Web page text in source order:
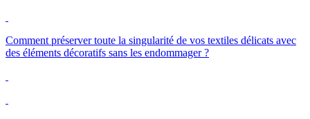
Comment préserver toute la singularité de vos textiles délicats avec
des éléments décoratifs sans les endommager ?